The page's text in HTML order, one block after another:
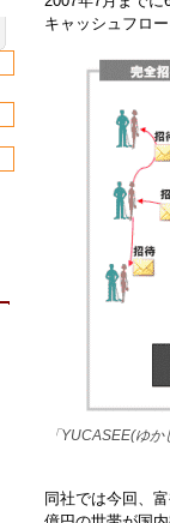
キャッシュフロ
「YUCASEE(ゆ
同社では今回、